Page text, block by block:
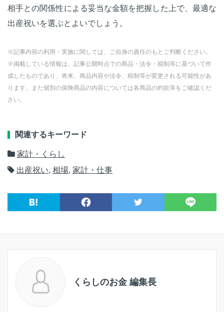
相手との関係性による妥当な金額を把握した上で、最適な
出産祝いを選ぶとよいでしょう。
※記事内容の利用・実施に関しては、ご自身の責任のもとご判断ください。
※掲載している情報は、記事公開時点での商品・法令・税制等に基づいて作
成したものであり、将来、商品内容や法令、税制等が変更される可能性があ
ります。また個別の保険商品の内容については各商品の約款等をご確認くだ
さい。
関連するキーワード
家計・くらし
出産祝い, 相場, 家計・仕事
くらしのお金 編集長